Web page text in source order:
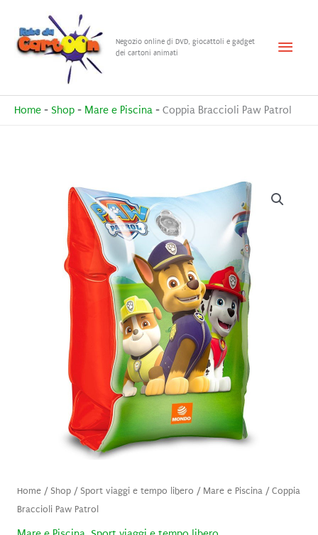
contenuto
Negozio online di DVD, giocattoli e gadget
dei cartoni animati
Menu
Home - Shop - Mare e Piscina - Coppia Braccioli Paw Patrol
Home/ Shop/ Sport viaggi e tempo libero / Mare e Piscina/ Coppia
Braccioli Paw Patrol